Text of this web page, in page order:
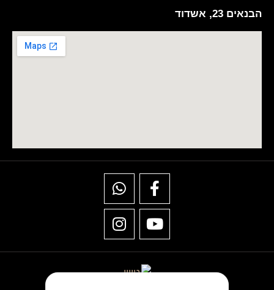
הבנאים 23, אשדוד